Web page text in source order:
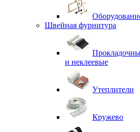
Швейная фурнитура
и неклеевые
Утеплители
Кружево